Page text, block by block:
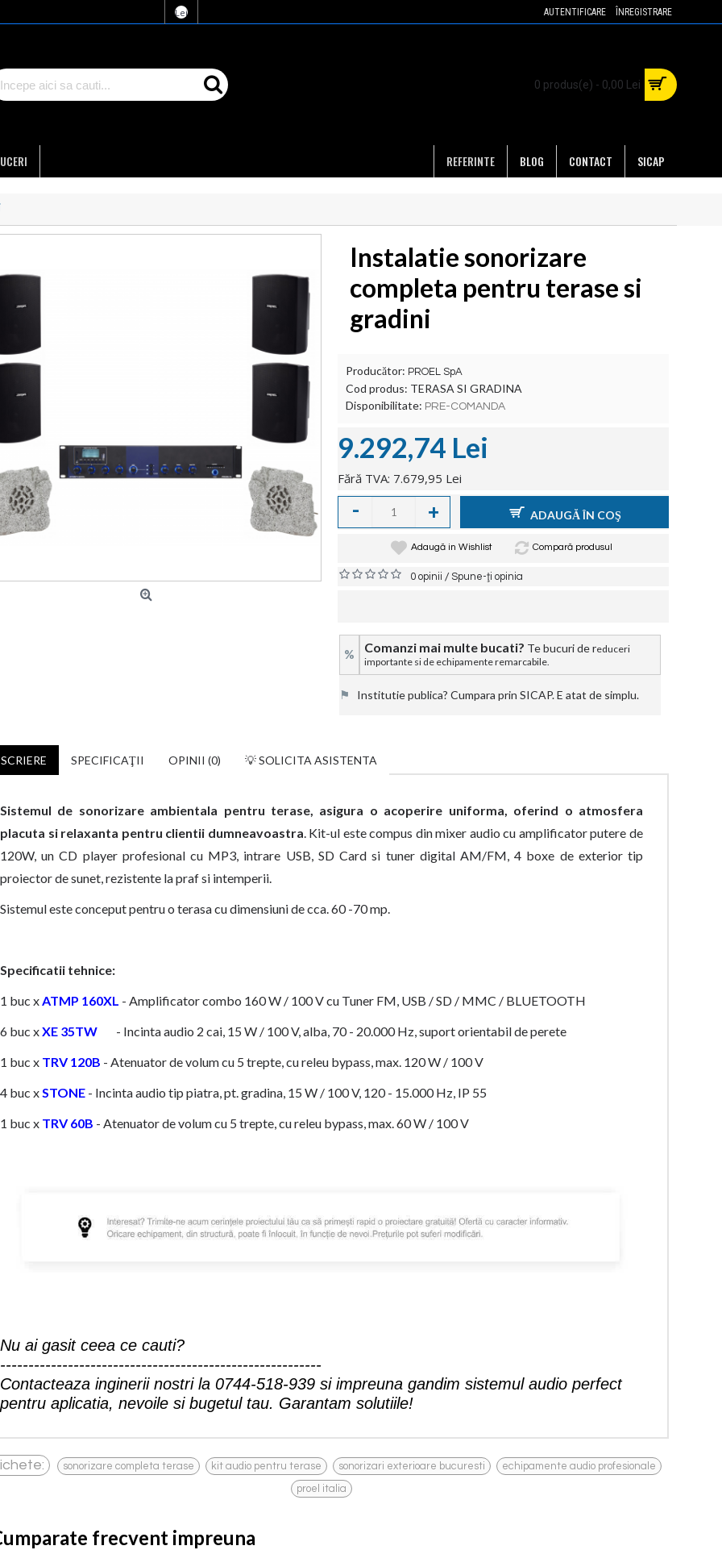
Lei AUTENTIFICARE ÎNREGISTRARE
0 produs(e) - 0,00 Lei
SICAP
CONTACT
BLOG
REFERINTE
Instalatie sonorizare
completa pentru terase si
gradini
Producător: PROEL SpA
Cod produs: TERASA SI GRADINA
Disponibilitate: PRE-COMANDA
9.292,74 Lei
Fără TVA: 7.679,95 Lei
- + ADAUGĂ ÎN COŞ
Adaugă in Wishlist Compară produsul
0 opinii /Spune-ţi opinia
% Comanzi mai multe bucati? Te bucuri de reduceri
importante si de echipamente remarcabile.
⚑ Institutie publica? Cumpara prin SICAP. E atat de simplu.
SPECIFICAŢII OPINII (0) 💡 SOLICITA ASISTENTA
Sistemul de sonorizare ambientala pentru terase, asigura o acoperire uniforma, oferind o atmosfera
placuta si relaxanta pentru clientii dumneavoastra. Kit-ul este compus din mixer audio cu amplificator putere de
120W, un CD player profesional cu MP3, intrare USB, SD Card si tuner digital AM/FM, 4 boxe de exterior tip
proiector de sunet, rezistente la praf si intemperii.
Sistemul este conceput pentru o terasa cu dimensiuni de cca. 60 -70 mp.
Specificatii tehnice:
1 buc xATMP 160XL - Amplificator combo 160 W / 100 V cu Tuner FM, USB / SD / MMC / BLUETOOTH
6 buc xXE 35TW
- Incinta audio 2 cai, 15 W / 100 V, alba, 70 - 20.000 Hz, suport orientabil de perete
1 buc x TRV 120B - Atenuator de volum cu 5 trepte, cu releu bypass, max. 120 W / 100 V
4 buc xSTONE - Incinta audio tip piatra, pt. gradina, 15 W / 100 V, 120 - 15.000 Hz, IP 55
1 buc x TRV 60B - Atenuator de volum cu 5 trepte, cu releu bypass, max. 60 W / 100 V
Nu ai gasit ceea ce cauti?
---------------------------------------------------------
Contacteaza inginerii nostri la 0744-518-939 si impreuna gandim sistemul audio perfect
pentru aplicatia, nevoile si bugetul tau. Garantam solutiile!
sonorizare completa terase , kit audio pentru terase , sonorizari exterioare bucuresti , echipamente audio profesionale ,
proel italia
frecvent impreuna